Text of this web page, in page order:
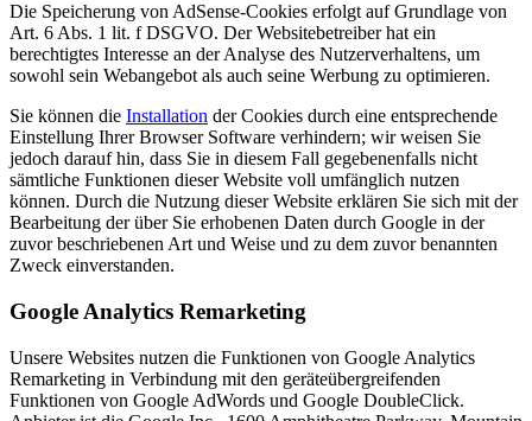
Die Speicherung von AdSense-Cookies erfolgt auf Grundlage von
Art. 6 Abs. 1 lit. f DSGVO. Der Websitebetreiber hat ein
berechtigtes Interesse an der Analyse des Nutzerverhaltens, um
sowohl sein Webangebot als auch seine Werbung zu optimieren.
Sie können die Installation der Cookies durch eine entsprechende
Einstellung Ihrer Browser Software verhindern; wir weisen Sie
jedoch darauf hin, dass Sie in diesem Fall gegebenenfalls nicht
sämtliche Funktionen dieser Website voll umfänglich nutzen
können. Durch die Nutzung dieser Website erklären Sie sich mit der
Bearbeitung der über Sie erhobenen Daten durch Google in der
zuvor beschriebenen Art und Weise und zu dem zuvor benannten
Zweck einverstanden.
Google Analytics Remarketing
Unsere Websites nutzen die Funktionen von Google Analytics
Remarketing in Verbindung mit den geräteübergreifenden
Funktionen von Google AdWords und Google DoubleClick.